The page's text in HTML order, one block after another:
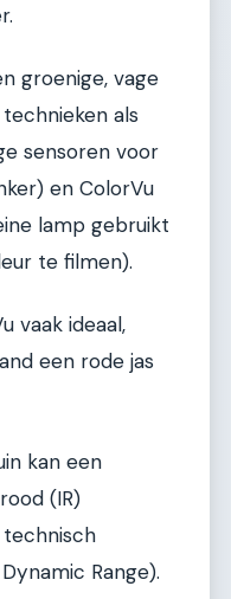
groenige, vage
als
sensoren voor
en ColorVu
lamp gebruikt
te filmen).
vaak ideaal,
een rode jas
kan een
(IR)
technisch
Range).